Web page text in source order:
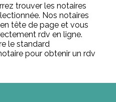
trouver les notaires
Nos notaires
tête de page et vous
rdv en ligne.
le standard
pour obtenir un rdv